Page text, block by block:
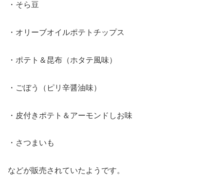
・そら豆
・オリーブオイルポテトチップス
・ポテト＆昆布（ホタテ風味）
・ごぼう（ピリ辛醤油味）
・皮付きポテト＆アーモンドしお味
・さつまいも
などが販売されていたようです。